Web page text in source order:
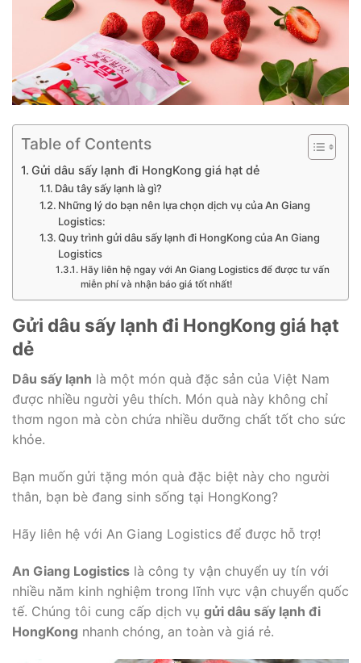
Table of Contents
Gửi dâu sấy lạnh đi HongKong giá hạt dẻ
Dâu tây sấy lạnh là gì?
Những lý do bạn nên lựa chọn dịch vụ của An Giang
Logistics:
Quy trình gửi dâu sấy lạnh đi HongKong của An Giang
Logistics
Hãy liên hệ ngay với An Giang Logistics để được tư vấn
miễn phí và nhận báo giá tốt nhất!
Gửi dâu sấy lạnh đi HongKong giá hạt
dẻ
Dâu sấy lạnh là một món quà đặc sản của Việt Nam
được nhiều người yêu thích. Món quà này không chỉ
thơm ngon mà còn chứa nhiều dưỡng chất tốt cho sức
khỏe.
Bạn muốn gửi tặng món quà đặc biệt này cho người
thân, bạn bè đang sinh sống tại HongKong?
Hãy liên hệ với An Giang Logistics để được hỗ trợ!
An Giang Logistics là công ty vận chuyển uy tín với
nhiều năm kinh nghiệm trong lĩnh vực vận chuyển quốc
tế. Chúng tôi cung cấp dịch vụ gửi dâu sấy lạnh đi
HongKong nhanh chóng, an toàn và giá rẻ.